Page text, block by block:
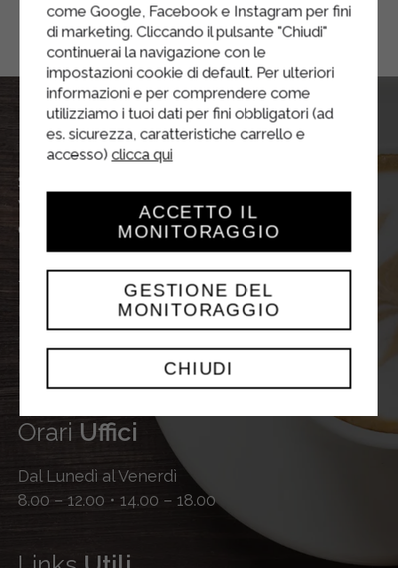
La nostraSede
Sterilgarda Alimenti Spa
Via Medole, 52 46043
Castiglione delle Stiviere (MN)
Italia
Tel
+39 0376 6741
+39 0376 631587
info@sterilgarda.it
Orari Uffici
Dal Lunedì al Venerdì
8.00 – 12.00 • 14.00 – 18.00
come Google, Facebook e Instagram per fini
di marketing. Cliccando il pulsante "Chiudi"
continuerai la navigazione con le
impostazioni cookie di default. Per ulteriori
informazioni e per comprendere come
utilizziamo i tuoi dati per fini obbligatori (ad
es. sicurezza, caratteristiche carrello e
accesso) clicca qui
CHIUDI
GESTIONE DEL
MONITORAGGIO
ACCETTO IL
MONITORAGGIO